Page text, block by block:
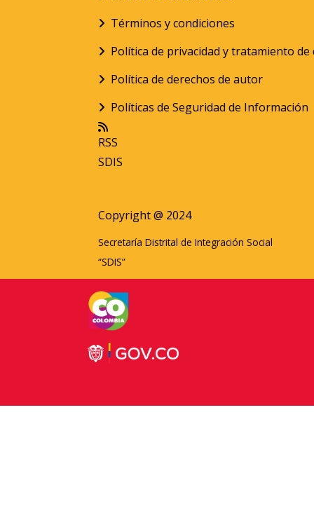
Términos y condiciones
Política de privacidad y tratamiento
Política de derechos de autor
Políticas de Seguridad de Información
RSS
SDIS
Copyright @ 2024
Secretaría Distrital de Integración Social
“SDIS”